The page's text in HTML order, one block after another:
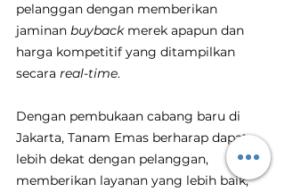
pelanggan dengan memberikan
jaminan buyback merek apapun dan
harga kompetitif yang ditampilkan
secara real-time.
Dengan pembukaan cabang baru di
Jakarta, Tanam Emas berharap dapat
lebih dekat dengan pelanggan,
memberikan layanan yang lebih baik,